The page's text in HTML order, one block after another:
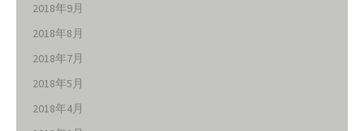
2018年9月
2018年8月
2018年7月
2018年5月
2018年4月